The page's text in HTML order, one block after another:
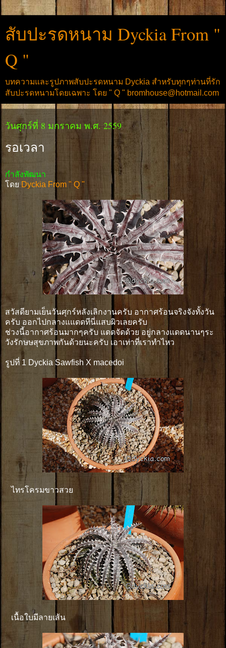
สับปะรดหนาม Dyckia From "
Q "
บทความและรูปภาพสับปะรดหนาม Dyckia สำหรับทุกๆท่านที่รัก
สับปะรดหนามโดยเฉพาะ โดย " Q " bromhouse@hotmail.com
วันศุกร์ที่ 8 มกราคม พ.ศ. 2559
รอเวลา
กำลังพัฒนา
โดยDyckia From " Q "
สวัสดียามเย็นวันศุกร์หลังเลิกงานครับ อากาศร้อนจริงจังทั้งวัน
ครับ ออกไปกลางแแดดทีนี่แสบผิวเลยครับ
ช่วงนี้อากาศร้อนมากๆครับ แดดจัดด้วย อยู่กลางแดดนานๆระ
วังรักษษสุขภาพกันด้วยนะครับ เอาเท่าที่เราทำไหว
รูปที่ 1 Dyckia Sawfish X macedoi
ไทรโครมขาวสวย
เนื้อใบมีลายเส้น